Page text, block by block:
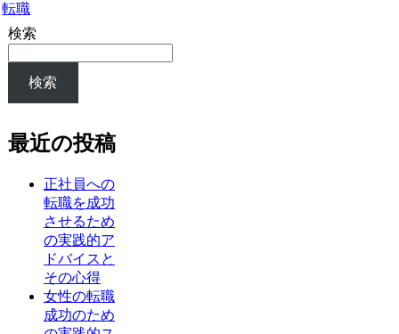
転職
検索
検索
最近の投稿
正社員への
転職を成功
させるため
の実践的ア
ドバイスと
その心得
女性の転職
成功のため